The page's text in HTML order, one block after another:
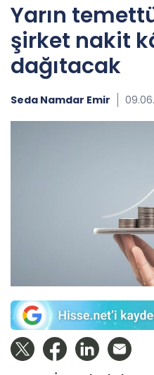
Yarın
şirket nakit
dağıtacak
Seda Namdar Emir